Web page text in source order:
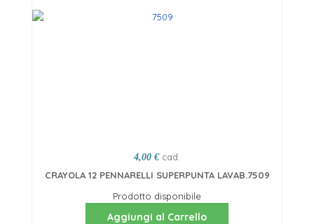
4,00 € cad.
CRAYOLA 12 PENNARELLI SUPERPUNTA LAVAB.7509
Prodotto disponibile
Aggiungi al Carrello